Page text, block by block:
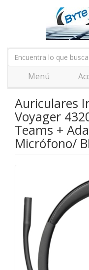
Menú
Auriculares
Voyager
Teams +
Micrófono/